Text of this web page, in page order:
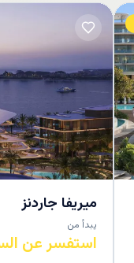
ميريفا جاردنز
يبدأ من
استفسر عن